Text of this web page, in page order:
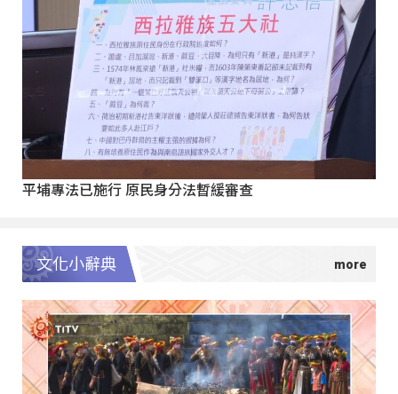
平埔專法已施行 原民身分法暫緩審查
文化小辭典